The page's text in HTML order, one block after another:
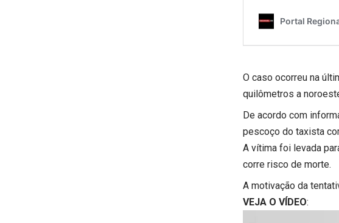
O caso ocorreu na
quilômetros a
De acordo com
pescoço do taxista
A vítima foi levada
corre risco de morte.
A motivação da
VEJA O VÍDEO: